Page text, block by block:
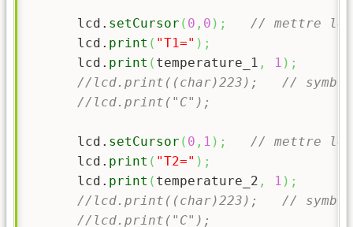
      lcd.
setCursor ( 0 , 0 ) ;
// mettre le
      lcd.
print ( "T1=" ) ;
      lcd.
print ( temperature_1 , 1 ) ;
//lcd.print((char)223);   //
//lcd.print("C");
      lcd.
setCursor ( 0 , 1 ) ;
// mettre le
      lcd.
print ( "T2=" ) ;
      lcd.
print ( temperature_2 , 1 ) ;
//lcd.print((char)223);   //
//lcd.print("C");